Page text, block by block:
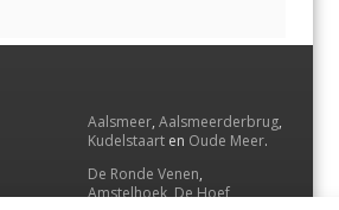
Aalsmeer, Aalsmeerderbrug,
Kudelstaart en Oude Meer.
De Ronde Venen,
Amstelhoek,De Hoef,